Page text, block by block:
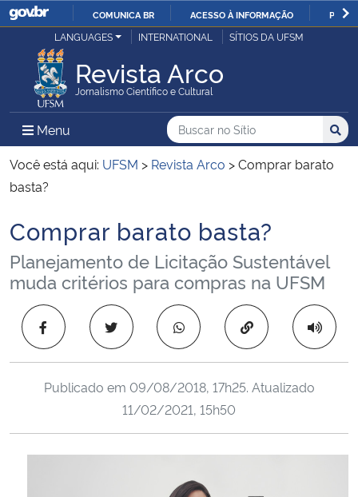
IR
O
COMUNICA BR ACESSO À INFORMAÇÃO
Ministério da Justiça e Segurança Pública
Ministério da Defesa
Ministério das Relações Exteriores
Ministério da Infraestrutura
Ministério da Agricultura, Pecuária e Abastecimento
Ministério da Educação
Ministério de Minas e Energia
LANGUAGES INTERNATIONAL SÍTIOS DA UFSM
Revista Arco
Jornalismo Científico e Cultural
Menu Menu Principal do Sítio
Busca
Buscar no no Sítio
Busca:
Você está aqui: UFSM > Revista Arco >Comprar barato
basta?
Início do conteúdo
Comprar barato basta?
Planejamento de Licitação Sustentável
muda critérios para compras na UFSM
Copiar para área
Publicado em 09/08/2018, 17h25. Atualizado
11/02/2021, 15h50